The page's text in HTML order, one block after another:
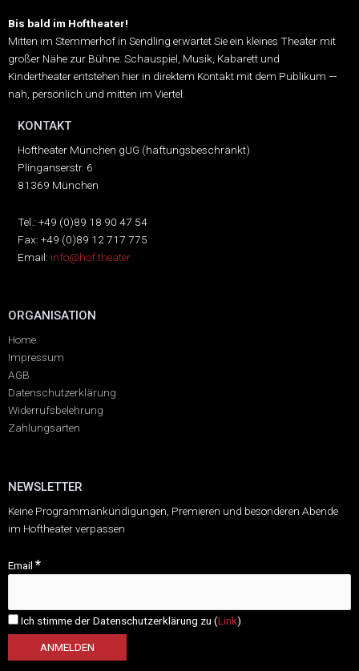
Bis bald im Hoftheater!
Mitten im Stemmerhof in Sendling erwartet Sie ein kleines Theater mit
großer Nähe zur Bühne. Schauspiel, Musik, Kabarett und
Kindertheater entstehen hier in direktem Kontakt mit dem Publikum —
nah, persönlich und mitten im Viertel.
KONTAKT
Hoftheater München gUG (haftungsbeschränkt)
Plinganserstr. 6
81369 München
Tel.: +49 (0)89 18 90 47 54
Fax: +49 (0)89 12 717 775
Email: info@hof.theater
ORGANISATION
Home
Impressum
AGB
Datenschutzerklärung
Widerrufsbelehrung
Zahlungsarten
NEWSLETTER
Keine Programmankündigungen, Premieren und besonderen Abende
im Hoftheater verpassen
Email *
Ich stimme der Datenschutzerklärung zu (Link)